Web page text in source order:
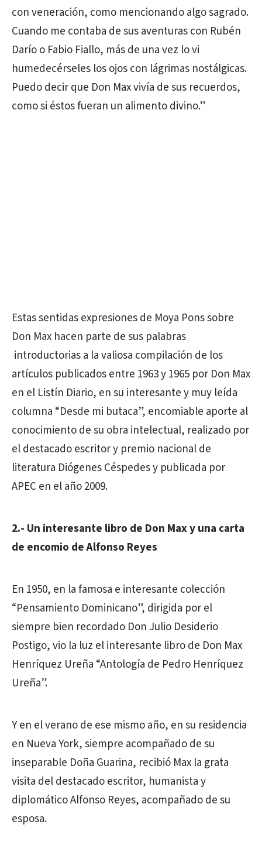
con veneración, como mencionando algo sagrado.
Cuando me contaba de sus aventuras con Rubén
Darío o Fabio Fiallo, más de una vez lo vi
humedecérseles los ojos con lágrimas nostálgicas.
Puedo decir que Don Max vivía de sus recuerdos,
como si éstos fueran un alimento divino.”
Estas sentidas expresiones de Moya Pons sobre
Don Max hacen parte de sus palabras
introductorias a la valiosa compilación de los
artículos publicados entre 1963 y 1965 por Don Max
en el Listín Diario, en su interesante y muy leída
columna “Desde mi butaca”, encomiable aporte al
conocimiento de su obra intelectual, realizado por
el destacado escritor y premio nacional de
literatura Diógenes Céspedes y publicada por
APEC en el año 2009.
2.- Un interesante libro de Don Max y una carta
de encomio de Alfonso Reyes
En 1950, en la famosa e interesante colección
“Pensamiento Dominicano”, dirigida por el
siempre bien recordado Don Julio Desiderio
Postigo, vio la luz el interesante libro de Don Max
Henríquez Ureña “Antología de Pedro Henríquez
Ureña”.
Y en el verano de ese mismo año, en su residencia
en Nueva York, siempre acompañado de su
inseparable Doña Guarina, recibió Max la grata
visita del destacado escritor, humanista y
diplomático Alfonso Reyes, acompañado de su
esposa.